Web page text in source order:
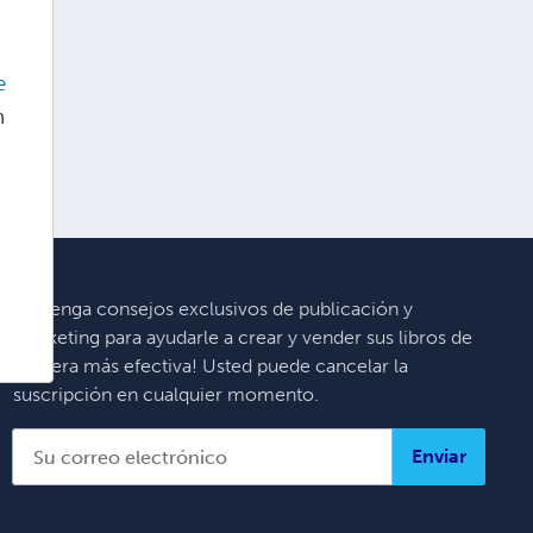
¡Obtenga consejos exclusivos de publicación y
marketing para ayudarle a crear y vender sus libros de
manera más efectiva! Usted puede cancelar la
suscripción en cualquier momento.
Enviar